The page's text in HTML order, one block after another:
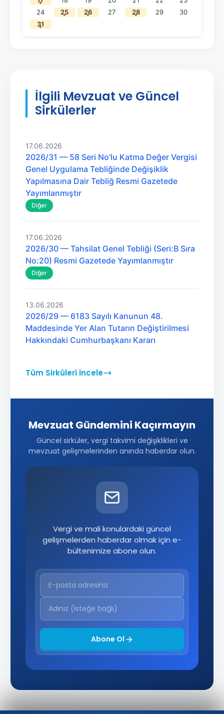
24
25 26 27 28 29
30
31
İlgili Mevzuat ve Güncel
Sirkülerler
17.06.2026
2026/31 — 58 Seri No’lu Katma Değer Vergisi
Genel Uygulama Tebliğinde Değişiklik
Yapılmasına Dair Tebliğ Resmi Gazetede
Yayımlanmıştır
Diğer
17.06.2026
2026/30 — Tahsilat Genel Tebliği (Seri:B Sıra
No:20) Resmi Gazetede Yayımlanmıştır
Diğer
13.06.2026
2026/29 — 6183 Sayılı Kanunun 48.
Maddesinde Yer Alan Tutarın Değiştirilmesi
Hakkındaki Cumhurbaşkanı Kararı
Tüm Sirküleri İncele
Mevzuat Gündemini Kaçırmayın
Güncel sirküler, vergi takvimi değişiklikleri ve
mevzuat gelişmelerinden anında haberdar olun.
Vergi ve mali konulardaki güncel
gelişmelerden haberdar olmak için e-
bültenimize abone olun.
Abone Ol